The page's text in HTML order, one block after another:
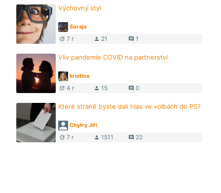
Výchovný styl
Soraja
update 7 r person 21 comment 1
Vliv pandemie COVID na partnerství
kristina
update 4 r person 15 comment 0
Které straně byste dali hlas ve volbách do PS?
Chytrý Jiří
update 7 r person 1511 comment 22